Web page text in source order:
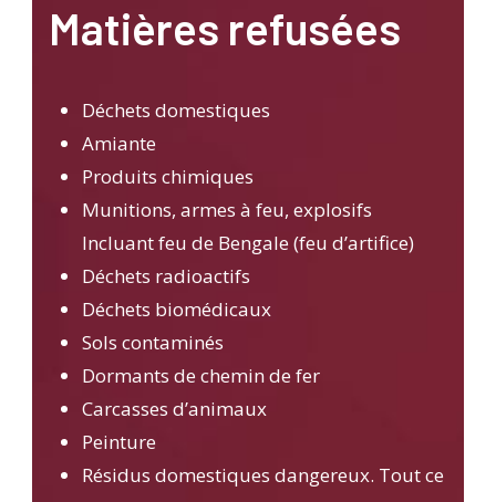
Matières refusées
Déchets domestiques
Amiante
Produits chimiques
Munitions, armes à feu, explosifs
Incluant feu de Bengale (feu d’artifice)
Déchets radioactifs
Déchets biomédicaux
Sols contaminés
Dormants de chemin de fer
Carcasses d’animaux
Peinture
Résidus domestiques dangereux. Tout ce